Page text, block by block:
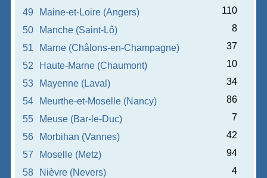
49
Maine-et-Loire (Angers)
110
50
Manche (Saint-Lô)
8
51
Marne (Châlons-en-Champagne)
37
52
Haute-Marne (Chaumont)
10
53
Mayenne (Laval)
34
54
Meurthe-et-Moselle (Nancy)
86
55
Meuse (Bar-le-Duc)
7
56
Morbihan (Vannes)
42
57
Moselle (Metz)
94
58
Nièvre (Nevers)
4